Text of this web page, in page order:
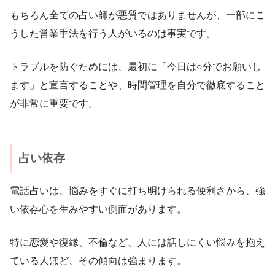
もちろん全ての占い師が悪質ではありませんが、一部にこ
うした営業手法を行う人がいるのは事実です。
トラブルを防ぐためには、最初に「今日は○分でお願いし
ます」と宣言することや、時間管理を自分で徹底すること
が非常に重要です。
占い依存
電話占いは、悩みをすぐに打ち明けられる便利さから、強
い依存心を生みやすい側面があります。
特に恋愛や復縁、不倫など、人には話しにくい悩みを抱え
ている人ほど、その傾向は強まります。